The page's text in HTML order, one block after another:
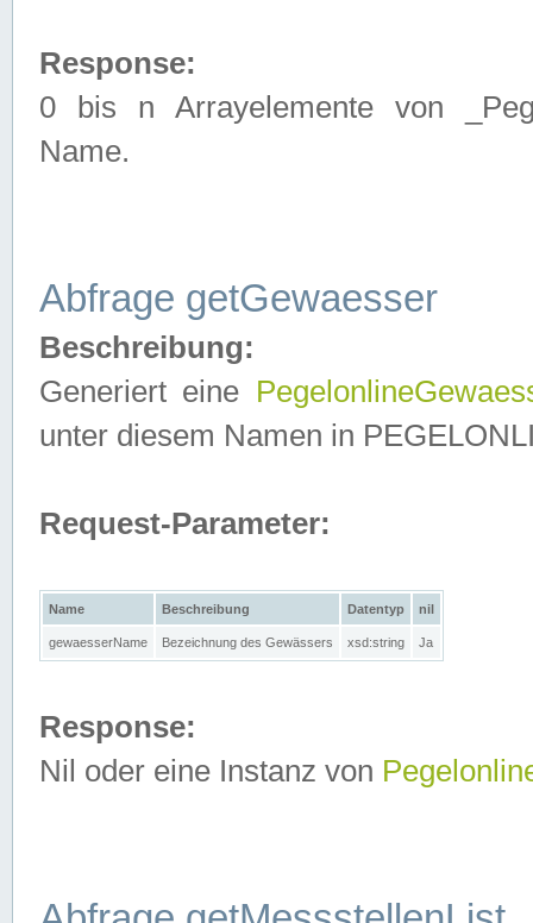
Response:
0 bis n Arrayelemente von
Name.
Abfrage getGewaesser
Beschreibung:
Generiert eine
unter diesem Namen in
Request-Parameter:
Name Beschreibung Datentyp nil
gewaesserName Bezeichnung des Gewässers xsd:string Ja
Response:
Nil oder eine Instanz von